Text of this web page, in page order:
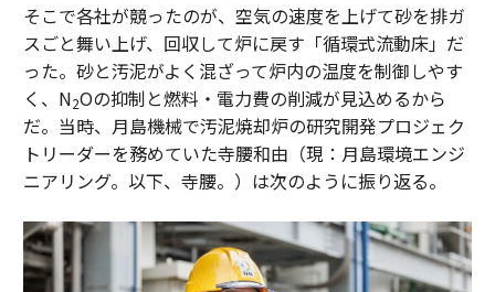
そこで各社が競ったのが、空気の速度を上げて砂を排ガ
スごと舞い上げ、回収して炉に戻す「循環式流動床」だ
った。砂と汚泥がよく混ざって炉内の温度を制御しやす
く、N2Oの抑制と燃料・電力費の削減が見込めるから
だ。当時、月島機械で汚泥焼却炉の研究開発プロジェク
トリーダーを務めていた寺腰和由（現：月島環境エンジ
ニアリング。以下、寺腰。）は次のように振り返る。